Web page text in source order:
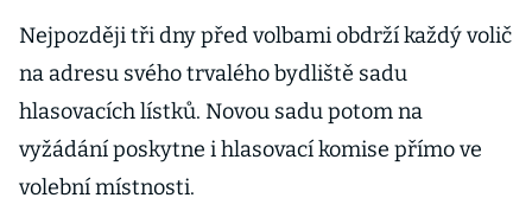
Nejpozději tři dny před volbami obdrží každý volič
na adresu svého trvalého bydliště sadu
hlasovacích lístků. Novou sadu potom na
vyžádání poskytne i hlasovací komise přímo ve
volební místnosti.